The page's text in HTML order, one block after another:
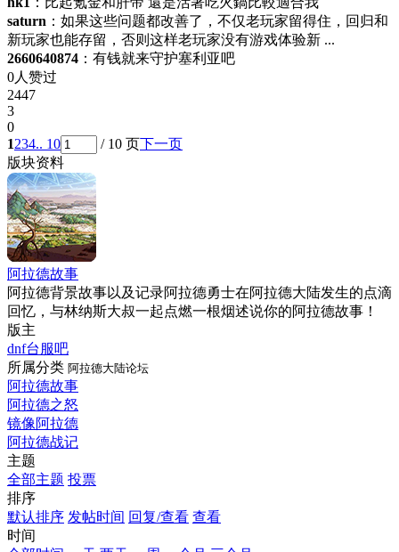
saturn ：如果这些问题都改善了，不仅老玩家留得住，回归和
新玩家也能存留，否则这样老玩家没有游戏体验新 ...
2660640874 ：有钱就来守护塞利亚吧
0人赞过
2447
3
0
1234.. 10 / 10 页下一页
版块资料
阿拉德故事
阿拉德背景故事以及记录阿拉德勇士在阿拉德大陆发生的点滴
回忆，与林纳斯大叔一起点燃一根烟述说你的阿拉德故事！
版主
dnf台服吧
所属分类 阿拉德大陆论坛
阿拉德故事
阿拉德之怒
镜像阿拉德
阿拉德战记
主题
全部主题 投票
排序
默认排序 发帖时间 回复/查看 查看
时间